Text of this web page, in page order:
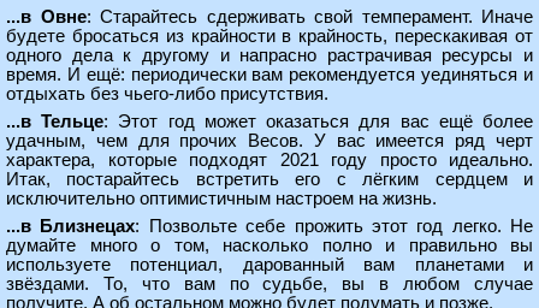
...в Овне: Старайтесь сдерживать свой темперамент. Иначе
будете бросаться из крайности в крайность, перескакивая от
одного дела к другому и напрасно растрачивая ресурсы и
время. И ещё: периодически вам рекомендуется уединяться и
отдыхать без чьего-либо присутствия.
...в Тельце: Этот год может оказаться для вас ещё более
удачным, чем для прочих Весов. У вас имеется ряд черт
характера, которые подходят 2021 году просто идеально.
Итак, постарайтесь встретить его с лёгким сердцем и
исключительно оптимистичным настроем на жизнь.
...в Близнецах: Позвольте себе прожить этот год легко. Не
думайте много о том, насколько полно и правильно вы
используете потенциал, дарованный вам планетами и
звёздами. То, что вам по судьбе, вы в любом случае
получите. А об остальном можно будет подумать и позже.